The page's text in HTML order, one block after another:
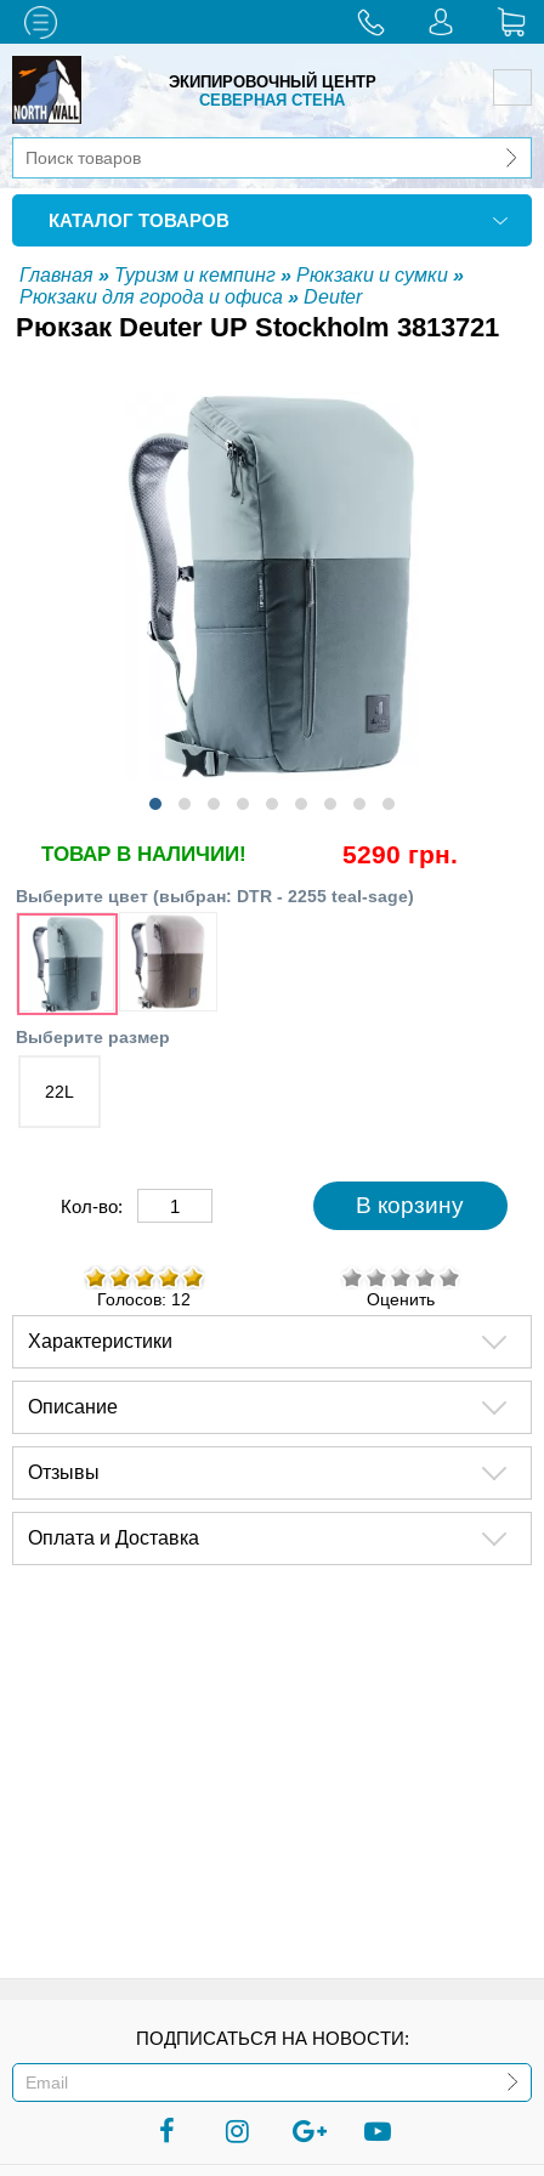
ЭКИПИРОВОЧНЫЙ ЦЕНТР
СЕВЕРНАЯ СТЕНА
КАТАЛОГ ТОВАРОВ
Главная » Туризм и кемпинг » Рюкзаки и сумки »
Рюкзаки для города и офиса » Deuter
Рюкзак Deuter UP Stockholm 3813721
ТОВАР В НАЛИЧИИ! 5290 грн.
Выберите цвет (выбран: DTR - 2255 teal-sage)
Выберите размер
22L
Кол-во:
Голосов: 12 Оценить
Характеристики
Описание
Отзывы
Оплата и Доставка
ПОДПИСАТЬСЯ НА НОВОСТИ: